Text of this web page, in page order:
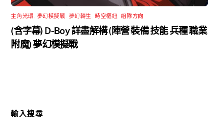
主角光環 夢幻模擬戰 夢幻轉生 時空樞紐 ,組隊方向
(含字幕) D-Boy 詳盡解構 (陣營 裝備 技能 兵種 職業
附魔) 夢幻模擬戰
輸入搜尋